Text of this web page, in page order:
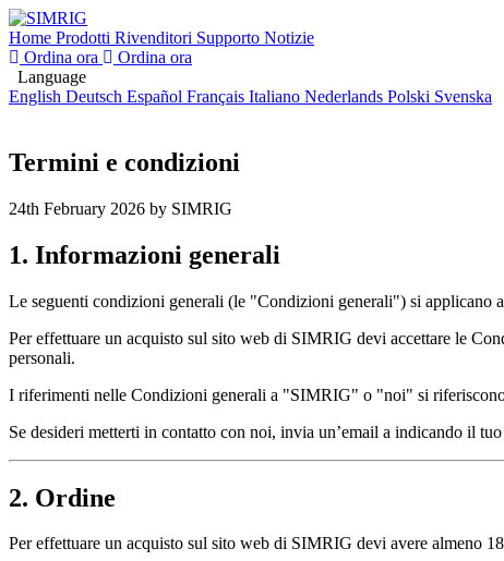
Home Prodotti Rivenditori Supporto Notizie
Ordina ora
Ordina ora
Language
English Deutsch Español Français Italiano Nederlands Polski Svenska
Termini e condizioni
24th February 2026 by SIMRIG
1. Informazioni generali
Le seguenti condizioni generali (le "Condizioni generali") si
Per effettuare un acquisto sul sito web di SIMRIG devi accettare le
personali.
I riferimenti nelle Condizioni generali a "SIMRIG" o "noi" si
Se desideri metterti in contatto con noi, invia un’email a indicando il tuo
2. Ordine
Per effettuare un acquisto sul sito web di SIMRIG devi avere almeno